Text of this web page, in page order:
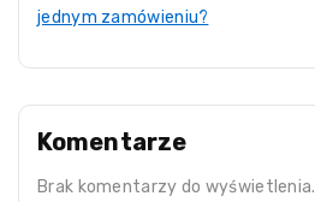
jednym zamówieniu?
Komentarze
Brak komentarzy do wyświetlenia.